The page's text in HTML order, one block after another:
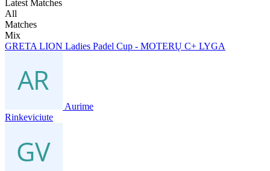
Latest Matches
All
Matches
Mix
GRETA LION Ladies Padel Cup - MOTERŲ C+ LYGA
Aurime
Rinkeviciute